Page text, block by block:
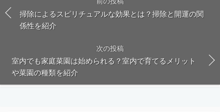
掃除によるスピリチュアルな効果とは？掃除と開運の関
係性を紹介
次の投稿
室内でも家庭菜園は始められる？室内で育てるメリット
や菜園の種類を紹介